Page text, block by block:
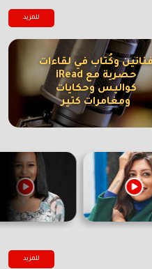
للمزيد
وكُتاب في لقاءات
حصرية مع iRead
كواليس وحكايات
ومغامرات كتير
للمزيد